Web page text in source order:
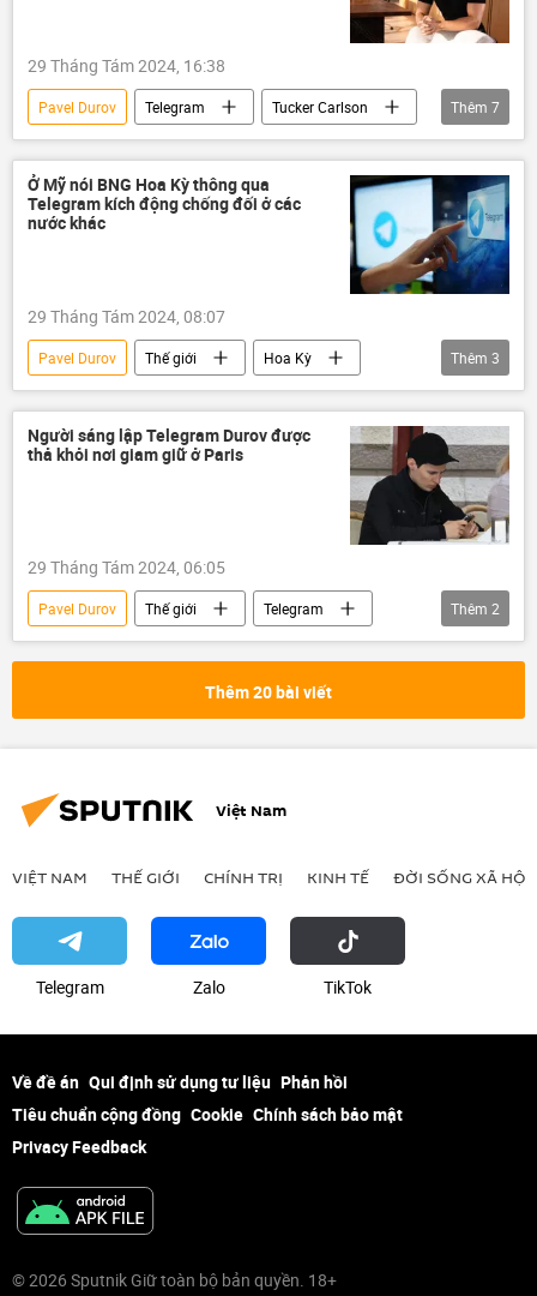
29 Tháng Tám 2024, 16:38
Pavel Durov Telegram
Tucker Carlson
bắt giữ
Pháp
Emmanuel Macron
Joe Biden
Hoa Kỳ
phương Tây
Thêm 7
Ở Mỹ nói BNG Hoa Kỳ thông qua
Telegram kích động chống đối ở các
nước khác
29 Tháng Tám 2024, 08:07
Pavel Durov Thế giới
Hoa Kỳ
Telegram
Bộ Ngoại giao Mỹ Nga
Thêm 3
Người sáng lập Telegram Durov được
thả khỏi nơi giam giữ ở Paris
29 Tháng Tám 2024, 06:05
Pavel Durov Thế giới
Telegram
Nga
Pháp
Thêm 2
Thêm 20 bài viết
Việt Nam
VIỆT NAM THẾ GIỚI CHÍNH TRỊ KINH TẾ ĐỜI SỐNG XÃ HỘI
Telegram Zalo ТikТоk
Về đề án Qui định sử dụng tư liệu Phản hồi
Tiêu chuẩn cộng đồng Cookie Chính sách bảo mật
Privacy Feedback
© 2026 Sputnik Giữ toàn bộ bản quyền. 18+